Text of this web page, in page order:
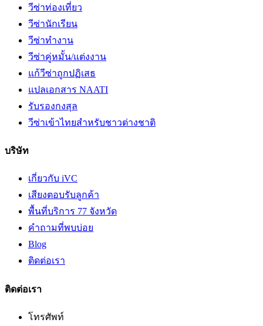
วีซ่าท่องเที่ยว
วีซ่านักเรียน
วีซ่าทำงาน
วีซ่าคู่หมั้น/แต่งงาน
แก้วีซ่าถูกปฏิเสธ
แปลเอกสาร NAATI
รับรองกงสุล
วีซ่าเข้าไทยสำหรับชาวต่างชาติ
บริษัท
เกี่ยวกับ iVC
เสียงตอบรับลูกค้า
พื้นที่บริการ 77 จังหวัด
คำถามที่พบบ่อย
Blog
ติดต่อเรา
ติดต่อเรา
โทรศัพท์